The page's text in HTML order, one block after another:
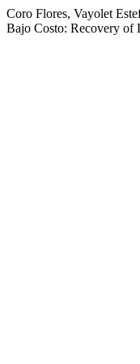
Coro Flores, Vayolet
Bajo Costo: Recovery of